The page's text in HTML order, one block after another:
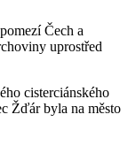
Čech a
uprostřed
cisterciánského
Žďár byla na město